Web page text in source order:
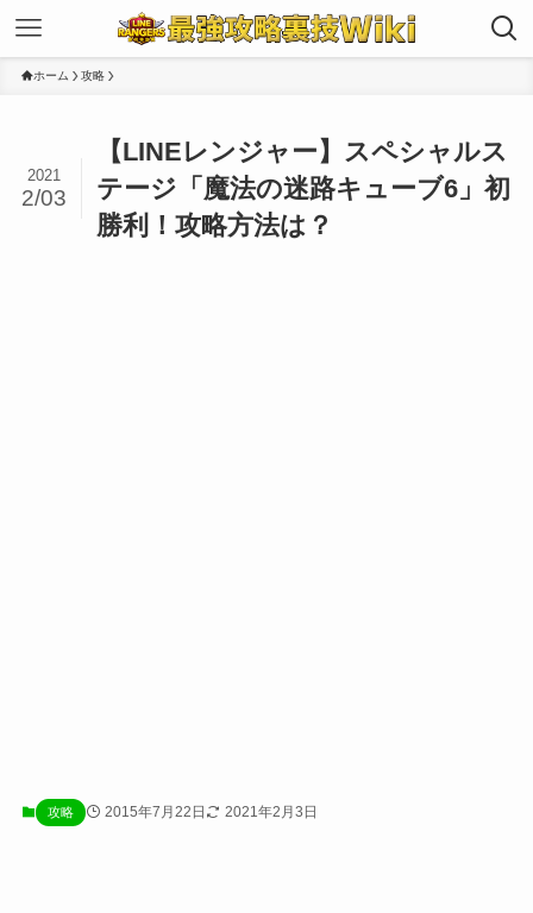
ホーム 攻略
【LINEレンジャー】スペシャルス
テージ「魔法の迷路キューブ6」初
勝利！攻略方法は？
2021
2/03
攻略 2015年7月22日 2021年2月3日